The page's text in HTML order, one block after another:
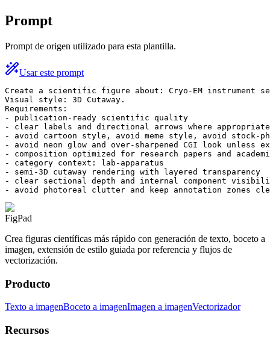
Prompt
Prompt de origen utilizado para esta plantilla.
Usar este prompt
Create a scientific figure about: Cryo-EM instrument
Visual style: 3D Cutaway.
Requirements:
- publication-ready scientific quality
- clear labels and directional arrows where appropriate
- avoid cartoon style, avoid meme style, avoid stock-
- avoid neon glow and over-sharpened CGI look unless
- composition optimized for research papers and
- category context: lab-apparatus
- semi-3D cutaway rendering with layered transparency
- clear sectional depth and internal component
- avoid photoreal clutter and keep annotation zones
FigPad
Crea figuras científicas más rápido con generación de texto, boceto a
imagen, extensión de estilo guiada por referencia y flujos de
vectorización.
Producto
Texto a imagenBoceto a imagenImagen a imagenVectorizador
Recursos